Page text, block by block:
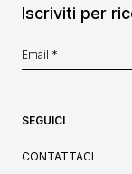
Iscriviti per
SEGUICI
CONTATTACI